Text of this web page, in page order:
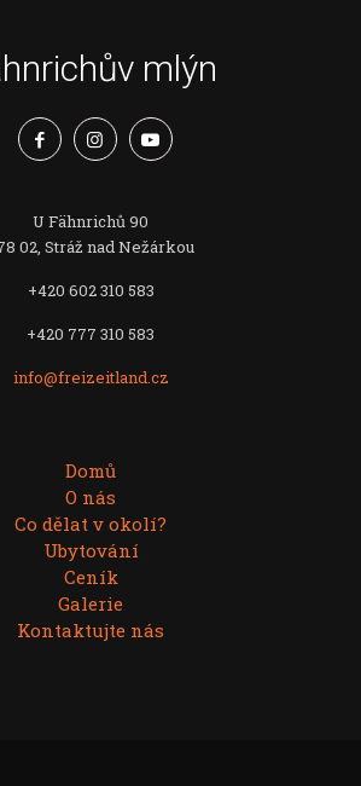
mlýn
U Fähnrichů 90
02, Stráž nad Nežárkou
+420 602 310 583
+420 777 310 583
info@freizeitland.cz
Domů
O nás
Co dělat v okolí?
Ubytování
Ceník
Galerie
Kontaktujte nás